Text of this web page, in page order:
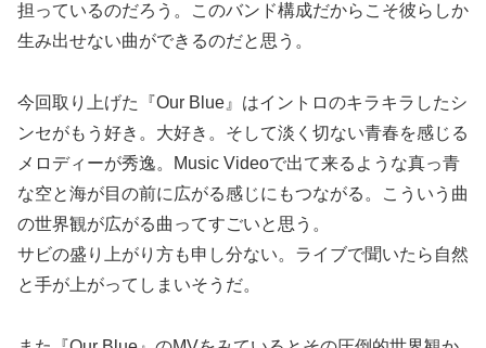
担っているのだろう。このバンド構成だからこそ彼らしか
生み出せない曲ができるのだと思う。
今回取り上げた『Our Blue』はイントロのキラキラしたシ
ンセがもう好き。大好き。そして淡く切ない青春を感じる
メロディーが秀逸。Music Videoで出て来るような真っ青
な空と海が目の前に広がる感じにもつながる。こういう曲
の世界観が広がる曲ってすごいと思う。
サビの盛り上がり方も申し分ない。ライブで聞いたら自然
と手が上がってしまいそうだ。